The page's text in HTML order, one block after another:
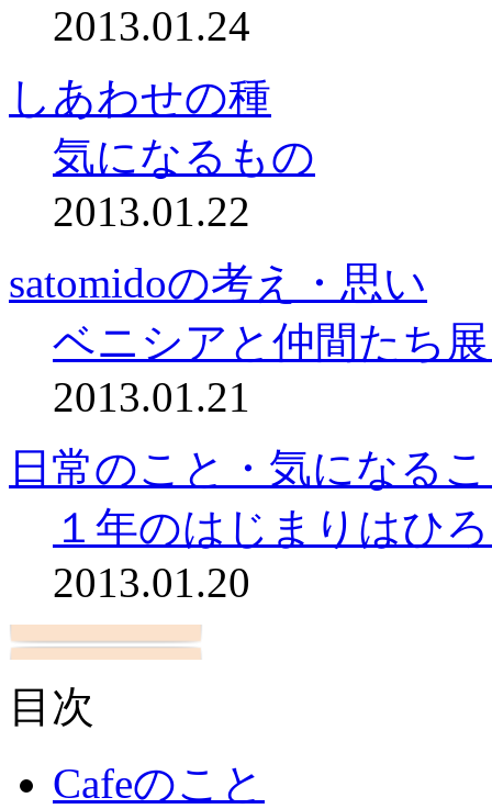
2013.01.24
しあわせの種
気になるもの
2013.01.22
satomidoの考え・思い
ベニシアと仲間たち
2013.01.21
日常のこと・気になる
１年のはじまりはひ
2013.01.20
目次
Cafeのこと